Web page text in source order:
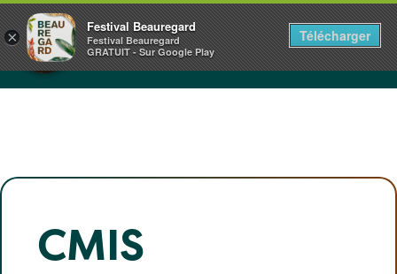
Panneau de gestion des cookies
CHÂTEAU DE BEAUREGARD
NORMANDIE
1+2.3.4.5 JUILLET 2026
CMIS
×
Festival Beauregard
Festival Beauregard
GRATUIT - Sur Google Play
Télécharger